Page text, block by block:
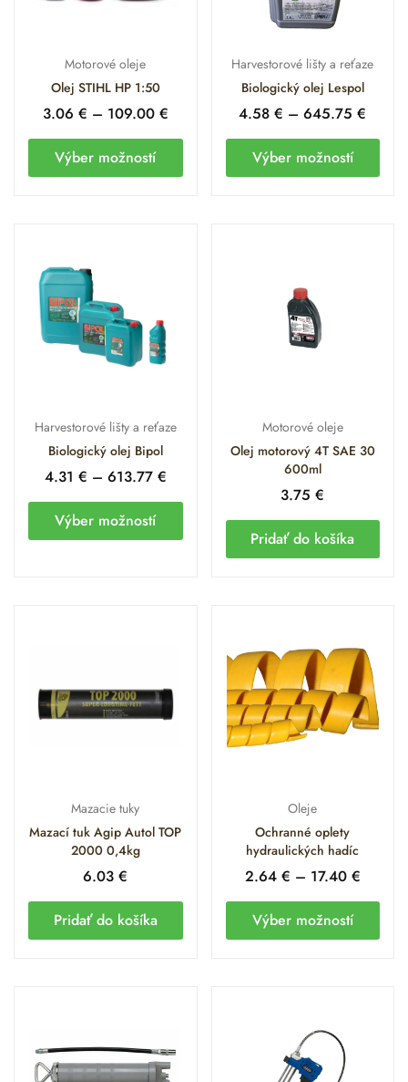
Motorové oleje
Olej STIHL HP 1:50
3.06 € – 109.00 €
Výber možností
Harvestorové lišty a reťaze
Biologický olej Lespol
4.58€ – 645.75€
Výber možností
Harvestorové lišty a reťaze
Biologický olej Bipol
4.31 € – 613.77 €
Výber možností
Motorové oleje
Olej motorový 4T SAE 30
600ml
3.75€
Pridať do košíka
Mazacie tuky
Mazací tuk Agip Autol TOP
2000 0,4kg
6.03€
Pridať do košíka
Oleje
Ochranné oplety
hydraulických hadíc
2.64 € – 17.40 €
Výber možností